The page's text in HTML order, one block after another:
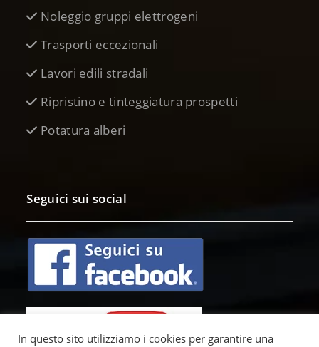
Noleggio gruppi elettrogeni
Trasporti eccezionali
Lavori edili stradali
Ripristino e tinteggiatura prospetti
Potatura alberi
Seguici sui social
In questo sito utilizziamo i cookies per garantire una